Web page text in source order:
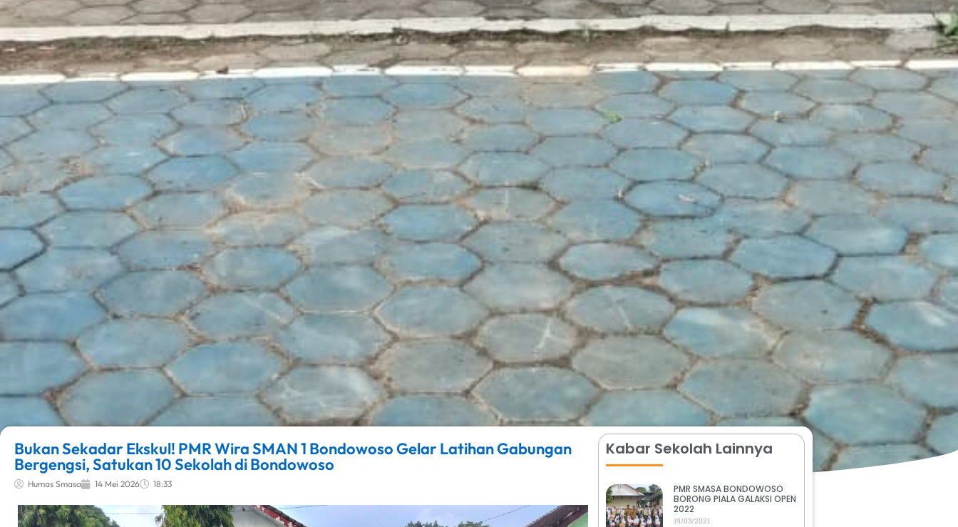
Bukan Sekadar Ekskul! PMR Wira SMAN 1 Bondowoso Gelar Latihan Gabungan
Bergengsi, Satukan 10 Sekolah di Bondowoso
Humas Smasa 14 Mei 2026 18:33
Kabar Sekolah Lainnya
PMR SMASA BONDOWOSO
BORONG PIALA GALAKSI OPEN
2022
19/03/2021